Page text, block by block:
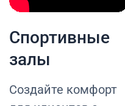
Спортивные
залы
Создайте комфорт